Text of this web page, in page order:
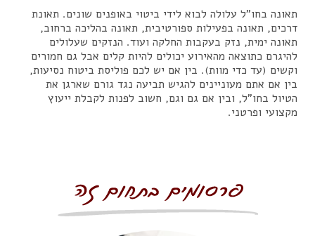
תאונה בחו"ל עלולה לבוא לידי ביטוי באופנים שונים. תאונת
דרכים, תאונה בפעילות ספורטיבית, תאונה בהליכה ברחוב,
תאונה ימית, נזק בעקבות החלקה ועוד. הנזקים שעלולים
להיגרם כתוצאה מהאירוע יכולים להיות קלים אבל גם חמורים
וקשים (עד כדי מוות). בין אם יש לכם פוליסת ביטוח נסיעות,
בין אם אתם מעוניינים להגיש תביעה נגד גורם שארגן את
הטיול בחו"ל, ובין אם גם וגם, חשוב לפנות לקבלת ייעוץ
מקצועי ופרטני.